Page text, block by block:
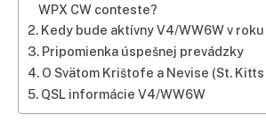
WPX CW conteste?
Kedy bude aktívny V4/WW6W v
Pripomienka úspešnej prevádzky
O Svätom Krištofe a Nevise (St. Kitts
QSLinformácie V4/WW6W